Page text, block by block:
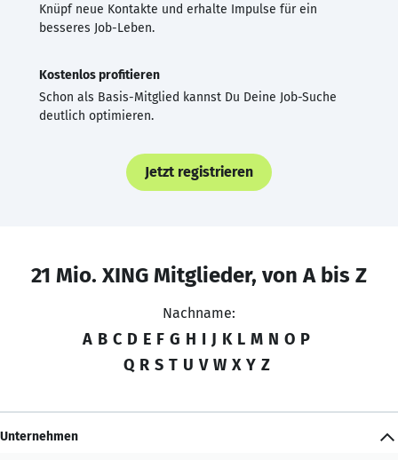
Knüpf neue Kontakte und erhalte Impulse für ein
besseres Job-Leben.
Kostenlos profitieren
Schon als Basis-Mitglied kannst Du Deine Job-Suche
deutlich optimieren.
Jetzt registrieren
21 Mio. XING Mitglieder, von A bis Z
Nachname:
A B C D E F G H I J K L M N O P
Q R S T U V W X Y Z
Unternehmen